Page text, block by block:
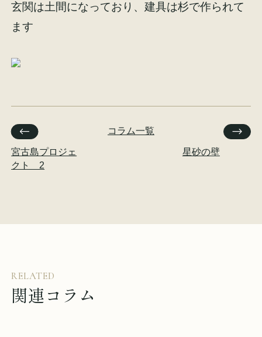
玄関は土間になっており、建具は杉で作られて
ます
宮古島プロジェ
クト 2
コラム一覧
星砂の壁
RELATED
関連コラム